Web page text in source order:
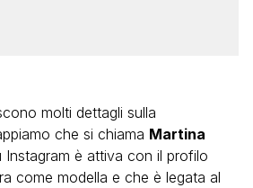
molti dettagli sulla
che si chiama Martina
Instagram è attiva con il profilo
come modella e che è legata al